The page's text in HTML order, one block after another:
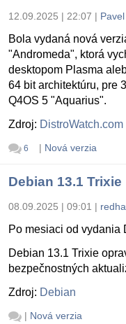
12.09.2025 | 22:07 | Pavel
Bola vydaná nová
"Andromeda", ktorá
desktopom Plasma
64 bit architektúru, pre
Q4OS 5 "Aquarius".
Zdroj: DistroWatch.com
6 | Nová verzia
Debian 13.1 Trixie
08.09.2025 | 09:01 |
Po mesiaci od vydania
Debian 13.1 Trixie
bezpečnostných
Zdroj: Debian
| Nová verzia